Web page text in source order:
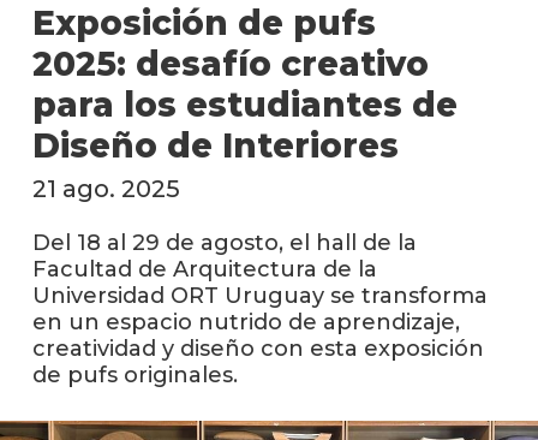
Exposición de pufs
2025: desafío creativo
para los estudiantes de
Diseño de Interiores
Blog
21 ago. 2025
Del 18 al 29 de agosto, el hall de la
Facultad de Arquitectura de la
Universidad ORT Uruguay se transforma
en un espacio nutrido de aprendizaje,
creatividad y diseño con esta exposición
de pufs originales.